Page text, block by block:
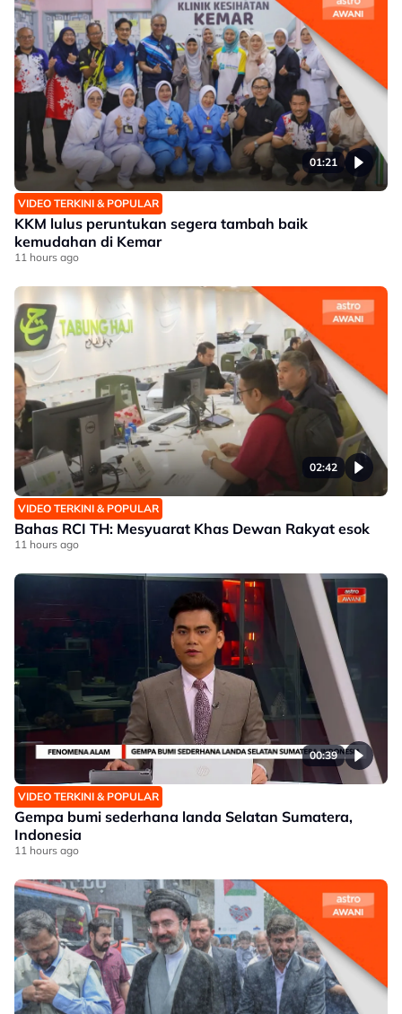
01:21
VIDEO TERKINI & POPULAR
KKM lulus peruntukan segera tambah baik
kemudahan di Kemar
11 hours ago
02:42
VIDEO TERKINI & POPULAR
Bahas RCI TH: Mesyuarat Khas Dewan Rakyat esok
11 hours ago
00:39
VIDEO TERKINI & POPULAR
Gempa bumi sederhana landa Selatan Sumatera,
Indonesia
11 hours ago